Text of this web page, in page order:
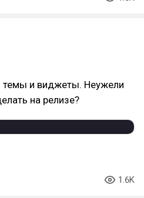
темы и виджеты. Неужели
на релизе?
1.6K